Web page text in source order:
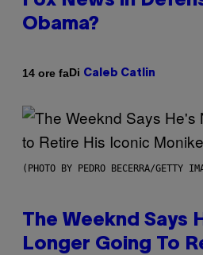
Obama?
14 ore faDi Caleb Catlin
(PHOTO BY PEDRO BECERRA/GETTY
The Weeknd Says
Longer Going To